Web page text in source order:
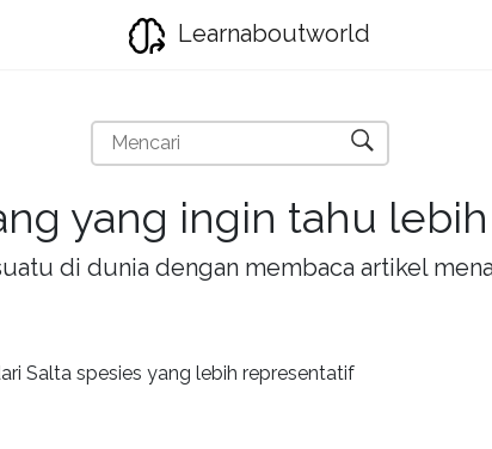
Learnaboutworld
yang ingin tahu
di dunia dengan membaca artikel
Salta spesies yang lebih representatif